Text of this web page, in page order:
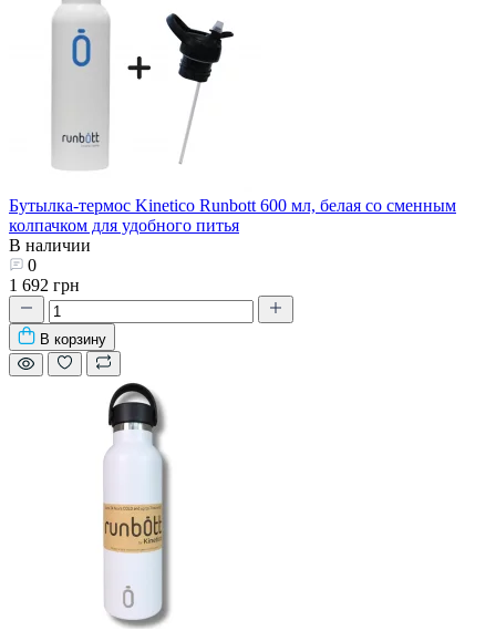
Бутылка-термос Kinetico Runbott 600 мл, белая со сменным
колпачком для удобного питья
В наличии
0
1 692 грн
В корзину